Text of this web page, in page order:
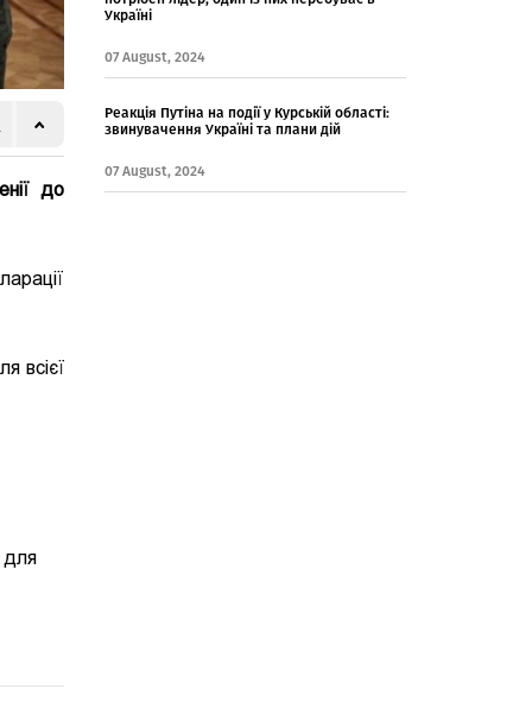
до
всієї
для
Україні
07 August, 2024
Реакція Путіна на події у Курській області:
звинувачення Україні та плани дій
07 August, 2024